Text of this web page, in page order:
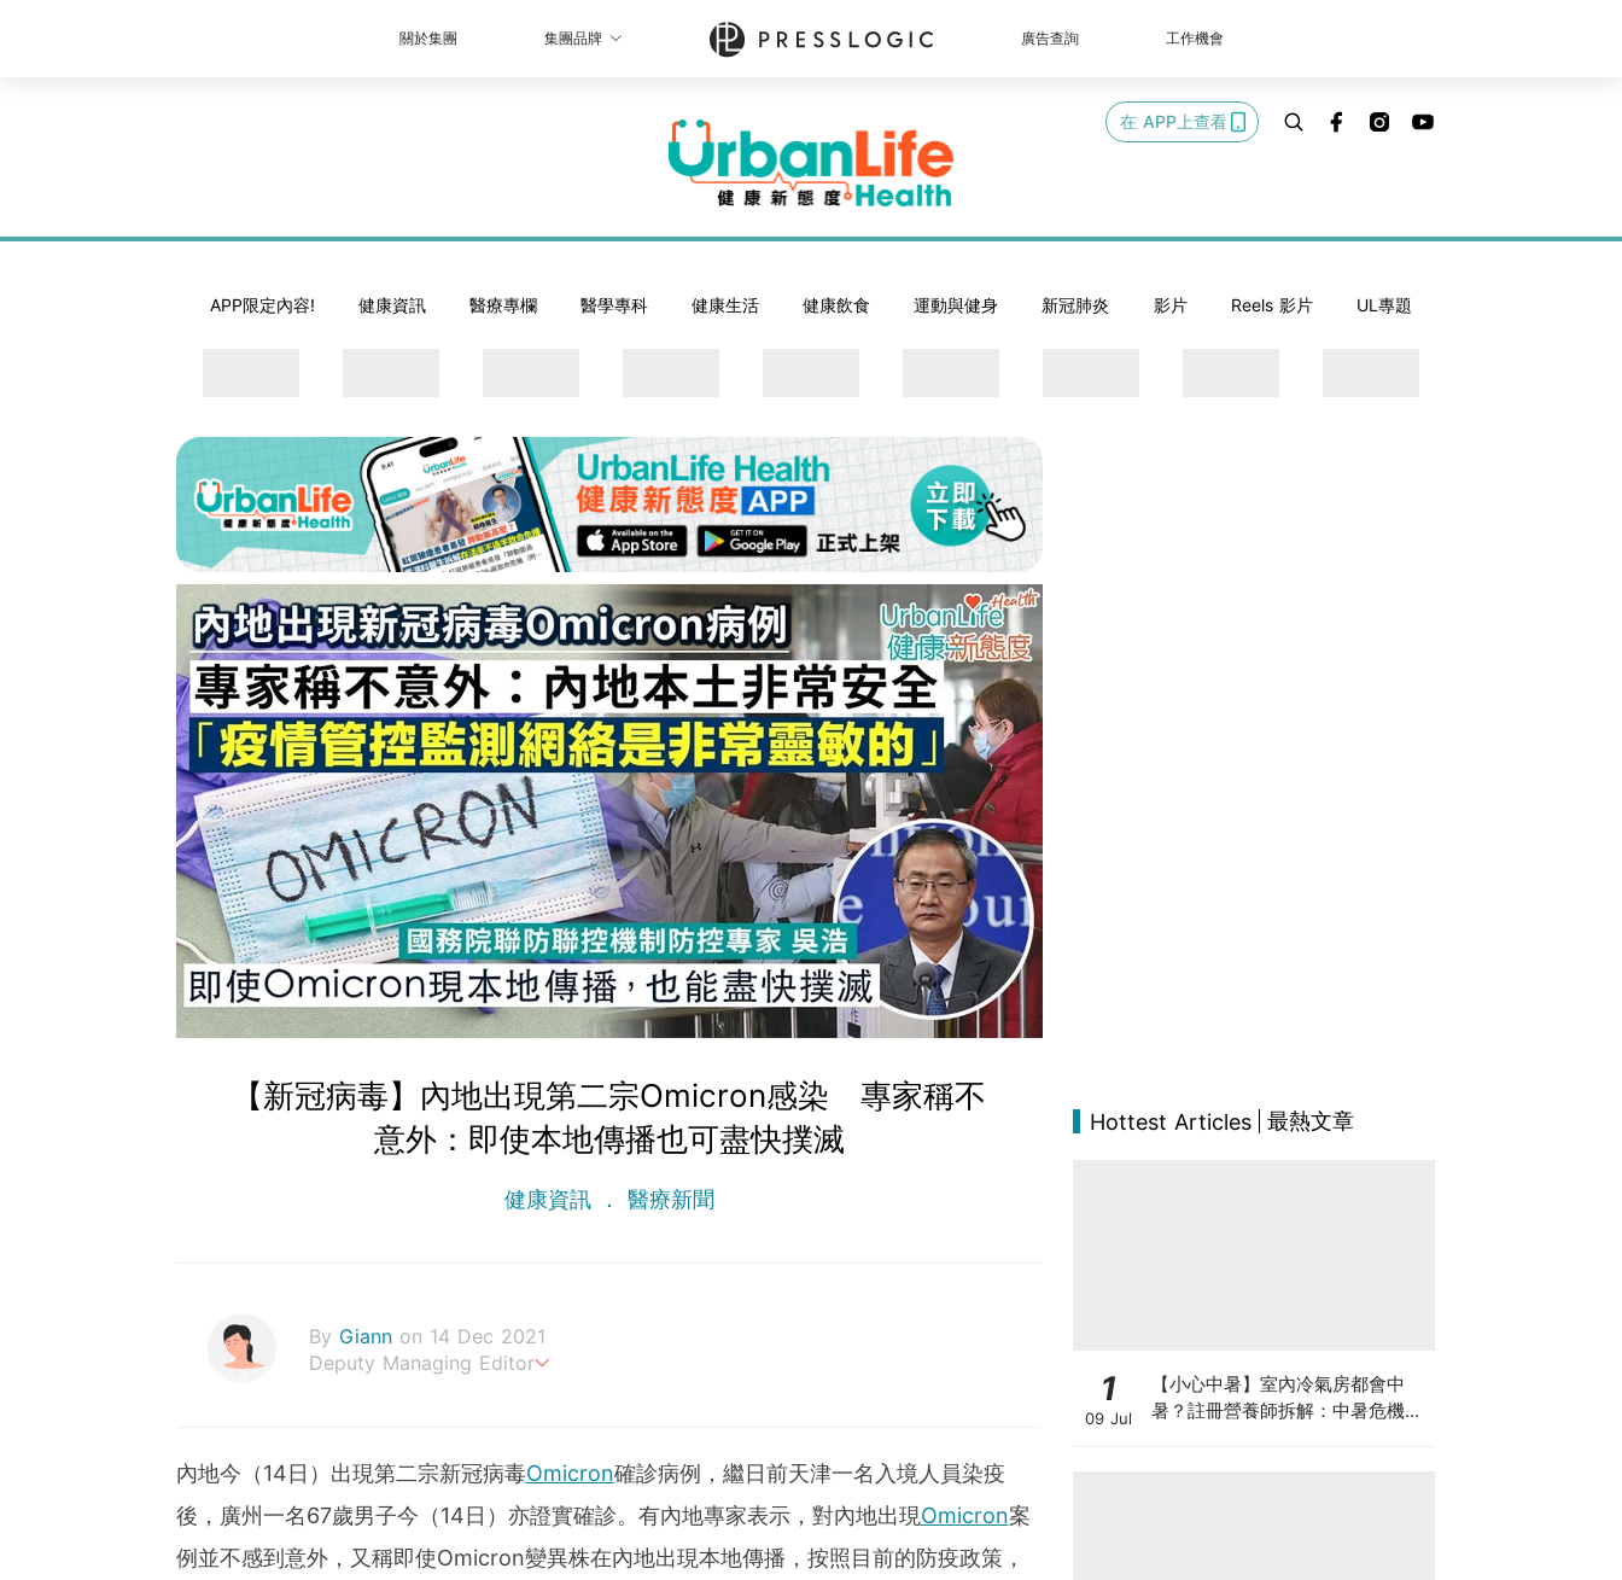
關於集團 集團品牌 廣告查詢 工作機會
在 APP上查看
APP限定內容! 健康資訊 醫療專欄 醫學專科 健康生活 健康飲食 運動與健身 新冠肺炎 影片 Reels 影片 UL專題
【新冠病毒】內地出現第二宗Omicron感染 專家稱不
意外：即使本地傳播也可盡快撲滅
健康資訊 醫療新聞
By Giann on 14 Dec 2021
Deputy Managing Editor
內地今（14日）出現第二宗新冠病毒Omicron確診病例，繼日前天津一名入境人員染疫
後，廣州一名67歲男子今（14日）亦證實確診。有內地專家表示，對內地出現Omicron案
例並不感到意外，又稱即使Omicron變異株在內地出現本地傳播，按照目前的防疫政策，
Hottest Articles 最熱文章
1
09 Jul
【小心中暑】室內冷氣房都會中
暑？註冊營養師拆解：中暑危機及